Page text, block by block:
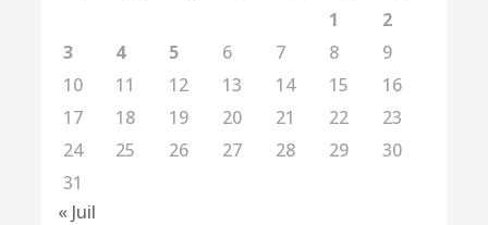
1
2
3
4 5 6 7 8
9
10
11 12 13 14 15
16
17
18 19 20 21 22
23
24
25 26 27 28 29
30
31
« Juil